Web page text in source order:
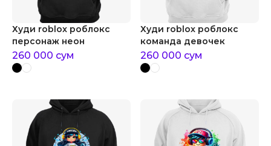
Худи roblox роблокс
персонаж неон
260 000 сум
Худи roblox роблокс
команда девочек
260 000 сум